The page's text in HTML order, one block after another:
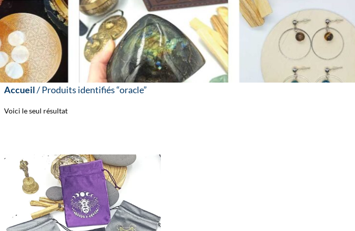
Accueil/ Produits identifiés “oracle”
Voici le seul résultat